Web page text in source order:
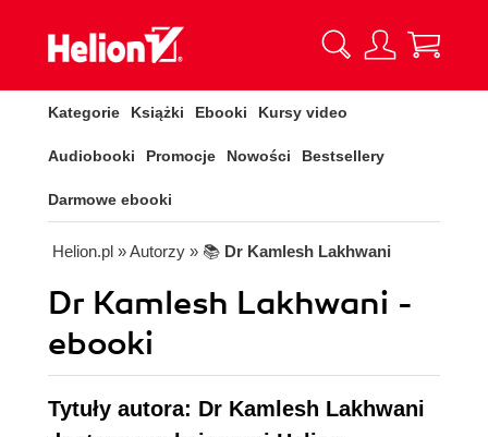
Kategorie Książki Ebooki Kursy video
Audiobooki Promocje Nowości Bestsellery
Darmowe ebooki
Helion.pl » Autorzy » 📚 Dr Kamlesh Lakhwani
Dr Kamlesh Lakhwani -
ebooki
Tytuły autora: Dr Kamlesh Lakhwani